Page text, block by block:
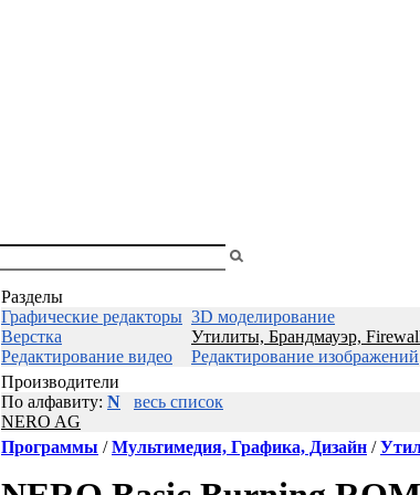
Разделы
Графические редакторы 3D моделирование
Верстка
Утилиты, Брандмауэр,
Редактирование видео
Редактирование изображений
Производители
По алфавиту: N
весь список
NERO AG
Программы /Мультимедия, Графика, Дизайн /